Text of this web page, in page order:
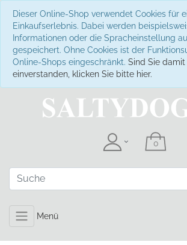
Dieser Online-Shop verwendet Cookies für
Einkaufserlebnis. Dabei werden
Informationen oder die Spracheinstellung
gespeichert. Ohne Cookies ist der
Online-Shops eingeschränkt. Sind Sie damit
einverstanden, klicken Sie bitte hier.
Menü